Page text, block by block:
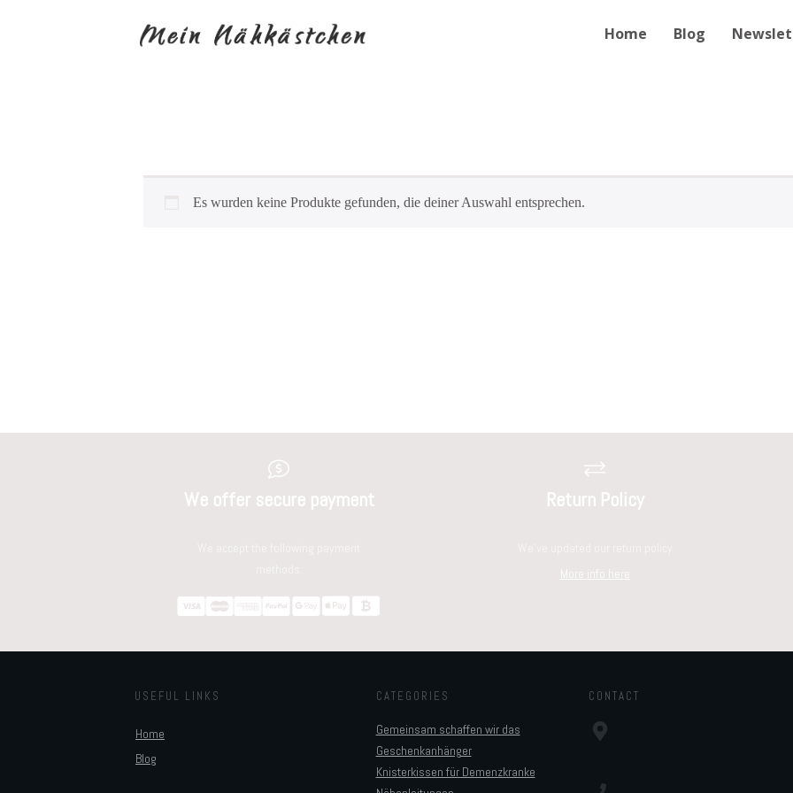
Home Blog
Es wurden keine Produkte gefunden, die deiner Auswahl entsprechen.
We offer secure payment Return Policy
More info here
USEFUL LINKS
Home
Blog
CATEGORIES
Gemeinsam schaffen wir das
Geschenkanhänger
Knisterkissen für Demenzkranke
CONTACT